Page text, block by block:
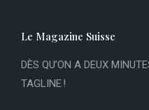
Le Magazine Suisse
DÈS QU’ON A DEUX
TAGLINE !